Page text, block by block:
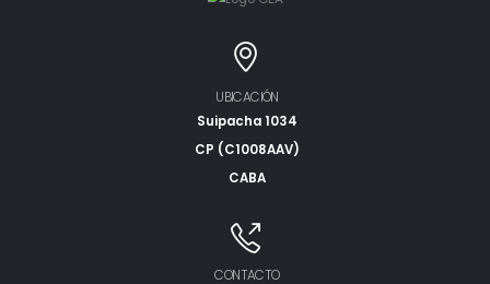
UBICACIÓN
Suipacha 1034
CP (C1008AAV)
CABA
CONTACTO